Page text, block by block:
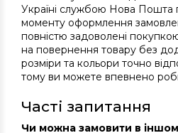
Україні службою Нова Пошта
моменту оформлення
повністю задоволені
на повернення товару без
розміри та кольори точно
тому ви можете впевнено
Часті запитання
Чи можна замовити в